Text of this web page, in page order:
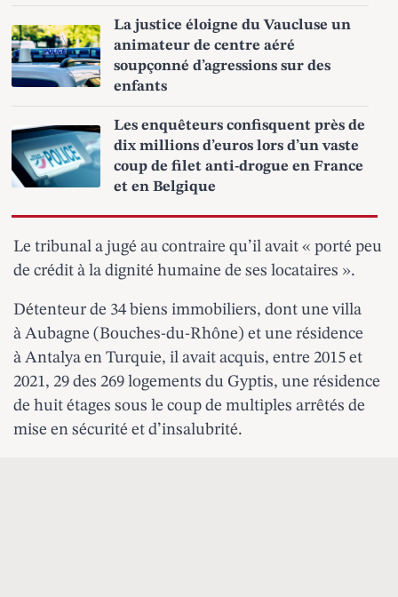
La justice éloigne du Vaucluse un
animateur de centre aéré
soupçonné d’agressions sur des
enfants
Les enquêteurs confisquent près de
dix millions d’euros lors d’un vaste
coup de filet anti-drogue en France
et en Belgique
Le tribunal a jugé au contraire qu’il avait « porté peu
de crédit à la dignité humaine de ses locataires ».
Détenteur de 34 biens immobiliers, dont une villa
à Aubagne (Bouches-du-Rhône) et une résidence
à Antalya en Turquie, il avait acquis, entre 2015 et
2021, 29 des 269 logements du Gyptis, une résidence
de huit étages sous le coup de multiples arrêtés de
mise en sécurité et d’insalubrité.